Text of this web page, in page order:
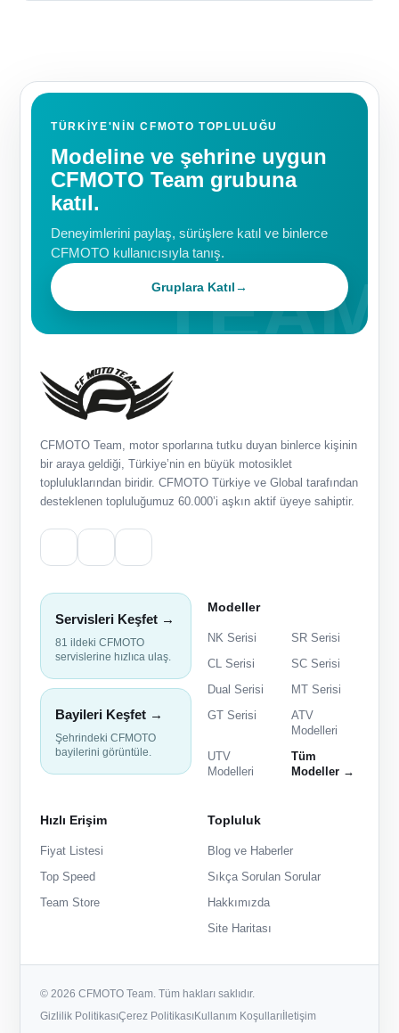
TÜRKIYE'NIN CFMOTO TOPLULUĞU
Modeline ve şehrine uygun
CFMOTO Team grubuna
katıl.
Deneyimlerini paylaş, sürüşlere katıl ve binlerce
CFMOTO kullanıcısıyla tanış.
Gruplara Katıl→
CFMOTO Team, motor sporlarına tutku duyan binlerce kişinin
bir araya geldiği, Türkiye’nin en büyük motosiklet
topluluklarından biridir. CFMOTO Türkiye ve Global tarafından
desteklenen topluluğumuz 60.000’i aşkın aktif üyeye sahiptir.
Servisleri Keşfet →
81 ildeki CFMOTO
servislerine hızlıca ulaş.
Bayileri Keşfet →
Şehrindeki CFMOTO
bayilerini görüntüle.
Modeller
NK Serisi
SR Serisi
CL Serisi
SC Serisi
Dual Serisi
MT Serisi
GT Serisi
ATV
Modelleri
UTV
Modelleri
Tüm
Modeller →
Hızlı Erişim
Fiyat Listesi
Top Speed
Team Store
Topluluk
Blog ve Haberler
Sıkça Sorulan Sorular
Hakkımızda
Site Haritası
© 2026 CFMOTO Team. Tüm hakları saklıdır.
Gizlilik PolitikasıÇerez PolitikasıKullanım Koşulları İletişim